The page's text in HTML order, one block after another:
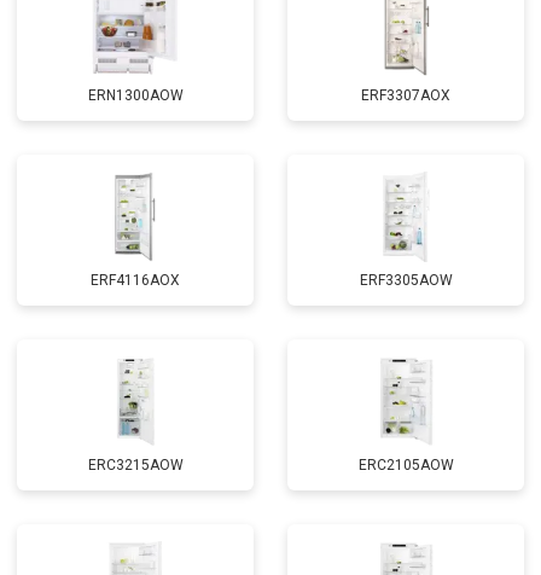
ERN1300AOW ERF3307AOX
ERF4116AOX ERF3305AOW
ERC3215AOW ERC2105AOW